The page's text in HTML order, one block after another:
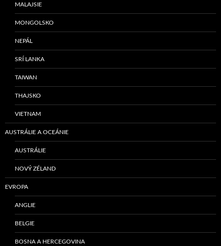
MALAJSIE
MONGOLSKO
NEPÁL
SRÍ LANKA
TAIWAN
THAJSKO
VIETNAM
AUSTRÁLIE A OCEÁNIE
AUSTRÁLIE
NOVÝ ZÉLAND
EVROPA
ANGLIE
BELGIE
BOSNA A HERCEGOVINA